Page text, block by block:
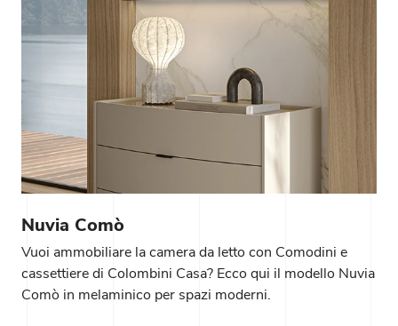
Nuvia Comò
Vuoi ammobiliare la camera da letto con Comodini e
cassettiere di Colombini Casa? Ecco qui il modello Nuvia
Comò in melaminico per spazi moderni.